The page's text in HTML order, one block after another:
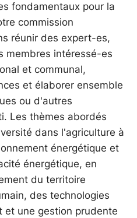
fondamentaux pour la
commission
réunir des expert-es,
membres intéressé-es
et communal,
et élaborer ensemble
ou d'autres
Les thèmes abordés
dans l'agriculture à
énergétique et
énergétique, en
du territoire
des technologies
et une gestion prudente